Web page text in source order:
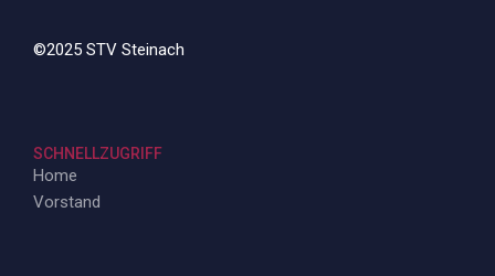
©2025 STV Steinach
SCHNELLZUGRIFF
Home
Vorstand